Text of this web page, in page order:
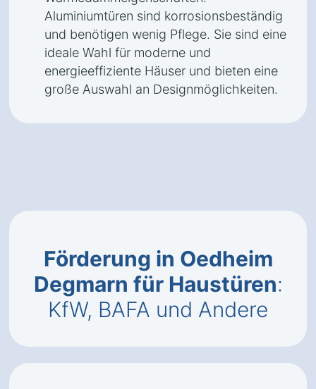
Aluminiumtüren sind korrosionsbeständig
und benötigen wenig Pflege. Sie sind eine
ideale Wahl für moderne und
energieeffiziente Häuser und bieten eine
große Auswahl an Designmöglichkeiten.
Förderung in Oedheim
Degmarn für Haustüren:
KfW, BAFA und Andere